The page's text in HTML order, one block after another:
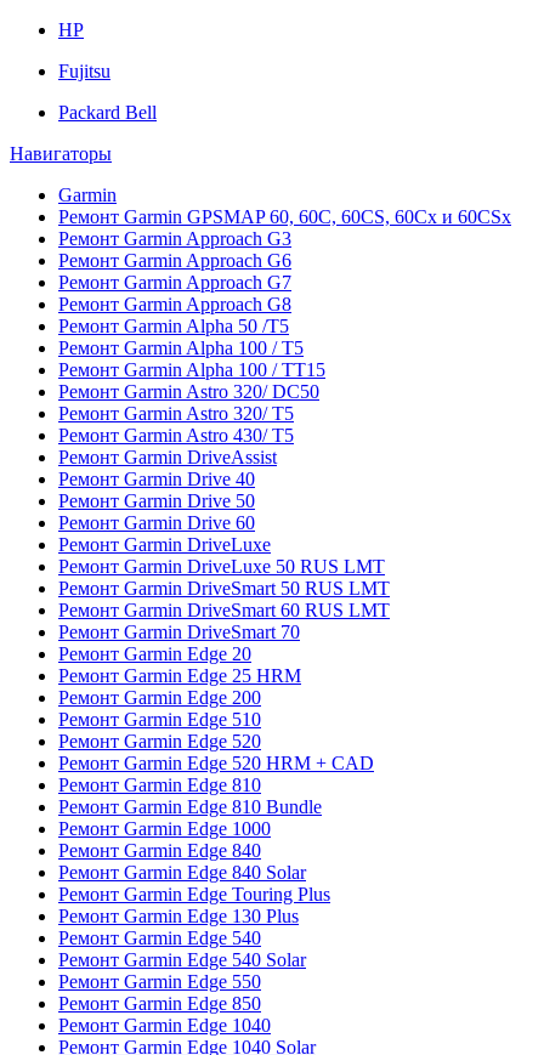
HP
Fujitsu
Packard Bell
Навигаторы
Garmin
Ремонт Garmin GPSMAP 60, 60C, 60CS, 60Cx и 60CSx
Ремонт Garmin Approach G3
Ремонт Garmin Approach G6
Ремонт Garmin Approach G7
Ремонт Garmin Approach G8
Ремонт Garmin Alpha 50 /T5
Ремонт Garmin Alpha 100 / T5
Ремонт Garmin Alpha 100 / TT15
Ремонт Garmin Astro 320/ DC50
Ремонт Garmin Astro 320/ T5
Ремонт Garmin Astro 430/ T5
Ремонт Garmin DriveAssist
Ремонт Garmin Drive 40
Ремонт Garmin Drive 50
Ремонт Garmin Drive 60
Ремонт Garmin DriveLuxe
Ремонт Garmin DriveLuxe 50 RUS LMT
Ремонт Garmin DriveSmart 50 RUS LMT
Ремонт Garmin DriveSmart 60 RUS LMT
Ремонт Garmin DriveSmart 70
Ремонт Garmin Edge 20
Ремонт Garmin Edge 25 HRM
Ремонт Garmin Edge 200
Ремонт Garmin Edge 510
Ремонт Garmin Edge 520
Ремонт Garmin Edge 520 HRM + CAD
Ремонт Garmin Edge 810
Ремонт Garmin Edge 810 Bundle
Ремонт Garmin Edge 1000
Ремонт Garmin Edge 840
Ремонт Garmin Edge 840 Solar
Ремонт Garmin Edge Touring Plus
Ремонт Garmin Edge 130 Plus
Ремонт Garmin Edge 540
Ремонт Garmin Edge 540 Solar
Ремонт Garmin Edge 550
Ремонт Garmin Edge 850
Ремонт Garmin Edge 1040
Ремонт Garmin Edge 1040 Solar